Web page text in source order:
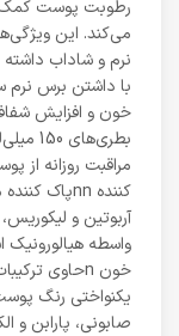
رطوبت پوست کمک
می‌کند. این
با داشتن برس نرم
خون و افزایش